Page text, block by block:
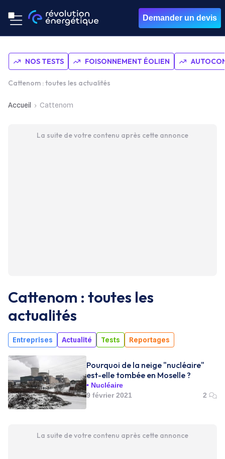
Demander un devis
NOS TESTS FOISONNEMENT ÉOLIEN
Cattenom : toutes les actualités
Accueil Cattenom
La suite de votre contenu après cette annonce
Cattenom : toutes les
actualités
Entreprises Actualité Tests Reportages
Pourquoi de la neige "nucléaire"
est-elle tombée en Moselle ?
Nucléaire
9 février 2021
2
La suite de votre contenu après cette annonce